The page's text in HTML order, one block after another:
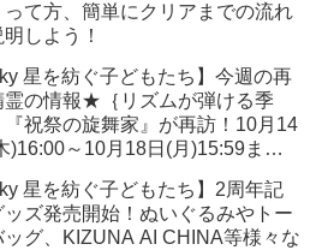
って方、簡単にクリアまでの流れ
明しよう！
星を紡ぐ子どもたち】今週の再
霊の情報★｛リズムが弾ける季
『祝祭の旋舞家』が再訪！10月14
)16:00～10月18日(月)15:59ま
星を紡ぐ子どもたち】2周年記
ッズ発売開始！ぬいぐるみやトー
ッグ、KIZUNA AI CHINA等様々な